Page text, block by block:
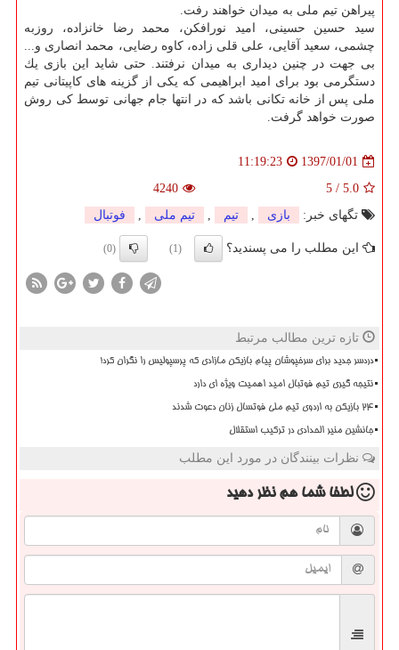
پیراهن تیم ملی به میدان خواهند رفت.
سید حسین حسینی، امید نورافكن، محمد رضا خانزاده، روزبه
چشمی، سعید آقایی، علی قلی زاده، كاوه رضایی، محمد انصاری و...
بی جهت در چنین دیداری به میدان نرفتند. حتی شاید این بازی یك
دستگرمی بود برای امید ابراهیمی كه یكی از گزینه های كاپیتانی تیم
ملی پس از خانه تكانی باشد كه در انتها جام جهانی توسط كی روش
صورت خواهد گرفت.
1397/01/01
11:19:23
5.0
/
5
4240
تگهای خبر:
بازی , تیم , تیم ملی , فوتبال
این مطلب را می پسندید؟ (1)
(0)
تازه ترین مطالب مرتبط
دردسر جدید برای سرخپوشان پیام بازیکن مازادی که پرسپولیس را نگران کرد!
نتیجه گیری تیم فوتبال امید اهمیت ویژه ای دارد
۲۴ بازیکن به اردوی تیم ملی فوتسال زنان دعوت شدند
جانشین منیر الحدادی در ترکیب استقلال
نظرات بینندگان در مورد این مطلب
لطفا شما همنظر دهید